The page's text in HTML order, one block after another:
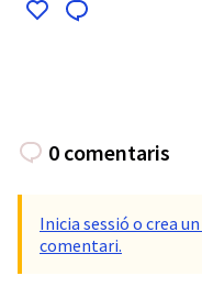
0 comentaris
Inicia sessió o crea
comentari.